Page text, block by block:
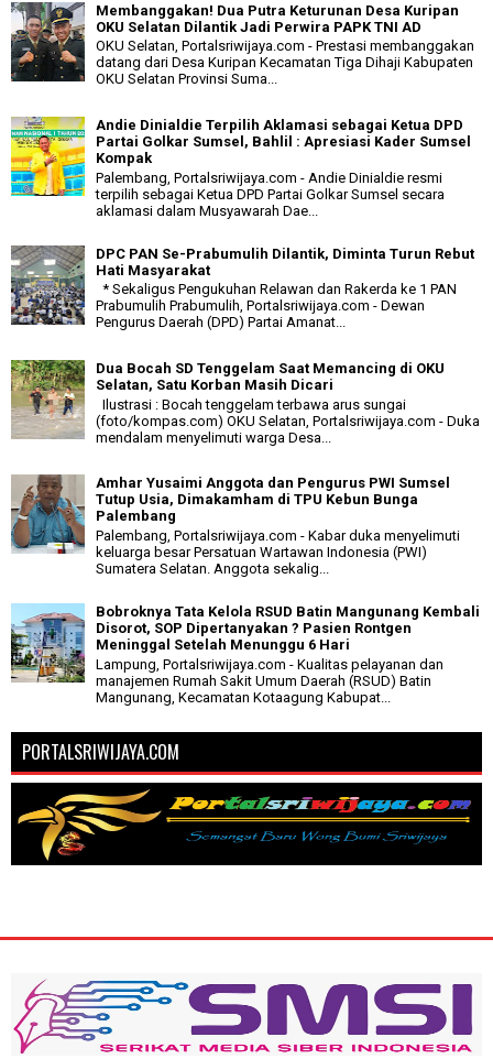
Membanggakan! Dua Putra Keturunan Desa Kuripan
OKU Selatan Dilantik Jadi Perwira PAPK TNI AD
OKU Selatan, Portalsriwijaya.com - Prestasi membanggakan
datang dari Desa Kuripan Kecamatan Tiga Dihaji Kabupaten
OKU Selatan Provinsi Suma...
Andie Dinialdie Terpilih Aklamasi sebagai Ketua DPD
Partai Golkar Sumsel, Bahlil : Apresiasi Kader Sumsel
Kompak
Palembang, Portalsriwijaya.com - Andie Dinialdie resmi
terpilih sebagai Ketua DPD Partai Golkar Sumsel secara
aklamasi dalam Musyawarah Dae...
DPC PAN Se-Prabumulih Dilantik, Diminta Turun Rebut
Hati Masyarakat
* Sekaligus Pengukuhan Relawan dan Rakerda ke 1 PAN
Prabumulih Prabumulih, Portalsriwijaya.com - Dewan
Pengurus Daerah (DPD) Partai Amanat...
Dua Bocah SD Tenggelam Saat Memancing di OKU
Selatan, Satu Korban Masih Dicari
Ilustrasi : Bocah tenggelam terbawa arus sungai
(foto/kompas.com) OKU Selatan, Portalsriwijaya.com - Duka
mendalam menyelimuti warga Desa...
Amhar Yusaimi Anggota dan Pengurus PWI Sumsel
Tutup Usia, Dimakamham di TPU Kebun Bunga
Palembang
Palembang, Portalsriwijaya.com - Kabar duka menyelimuti
keluarga besar Persatuan Wartawan Indonesia (PWI)
Sumatera Selatan. Anggota sekalig...
Bobroknya Tata Kelola RSUD Batin Mangunang Kembali
Disorot, SOP Dipertanyakan ? Pasien Rontgen
Meninggal Setelah Menunggu 6 Hari
Lampung, Portalsriwijaya.com - Kualitas pelayanan dan
manajemen Rumah Sakit Umum Daerah (RSUD) Batin
Mangunang, Kecamatan Kotaagung Kabupat...
PORTALSRIWIJAYA.COM